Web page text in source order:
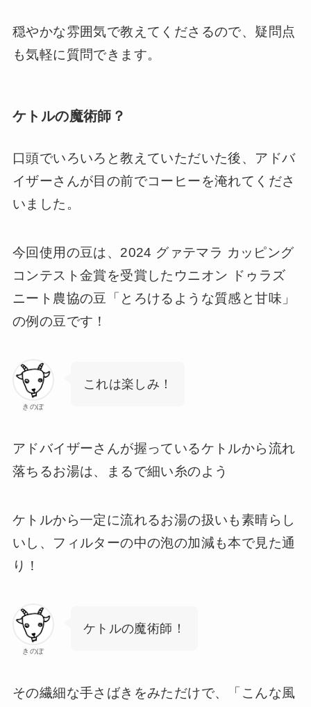
穏やかな雰囲気で教えてくださるので、疑問点
も気軽に質問できます。
ケトルの魔術師？
口頭でいろいろと教えていただいた後、アドバ
イザーさんが目の前でコーヒーを淹れてくださ
いました。
今回使用の豆は、2024 グァテマラ カッピング
コンテスト金賞を受賞したウニオン ドゥラズ
ニート農協の豆「とろけるような質感と甘味」
の例の豆です！
きのぽ
これは楽しみ！
アドバイザーさんが握っているケトルから流れ
落ちるお湯は、まるで細い糸のよう
ケトルから一定に流れるお湯の扱いも素晴らし
いし、フィルターの中の泡の加減も本で見た通
り！
きのぽ
ケトルの魔術師！
その繊細な手さばきをみただけで、「こんな風